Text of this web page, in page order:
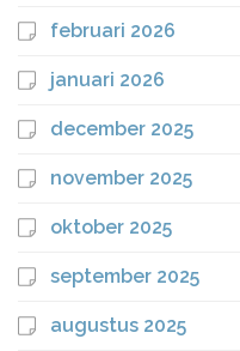
februari 2026
januari 2026
december 2025
november 2025
oktober 2025
september 2025
augustus 2025